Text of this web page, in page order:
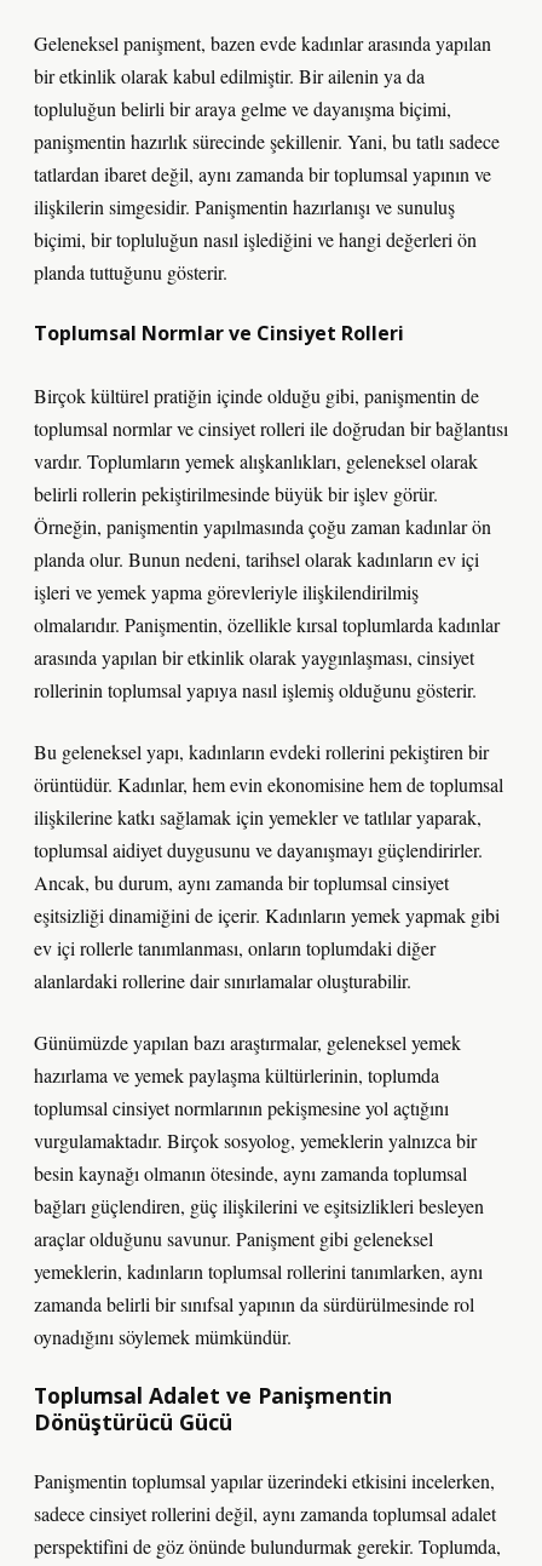
Geleneksel panişment, bazen evde kadınlar arasında yapılan
bir etkinlik olarak kabul edilmiştir. Bir ailenin ya da
topluluğun belirli bir araya gelme ve dayanışma biçimi,
panişmentin hazırlık sürecinde şekillenir. Yani, bu tatlı sadece
tatlardan ibaret değil, aynı zamanda bir toplumsal yapının ve
ilişkilerin simgesidir. Panişmentin hazırlanışı ve sunuluş
biçimi, bir topluluğun nasıl işlediğini ve hangi değerleri ön
planda tuttuğunu gösterir.
Toplumsal Normlar ve Cinsiyet Rolleri
Birçok kültürel pratiğin içinde olduğu gibi, panişmentin de
toplumsal normlar ve cinsiyet rolleri ile doğrudan bir bağlantısı
vardır. Toplumların yemek alışkanlıkları, geleneksel olarak
belirli rollerin pekiştirilmesinde büyük bir işlev görür.
Örneğin, panişmentin yapılmasında çoğu zaman kadınlar ön
planda olur. Bunun nedeni, tarihsel olarak kadınların ev içi
işleri ve yemek yapma görevleriyle ilişkilendirilmiş
olmalarıdır. Panişmentin, özellikle kırsal toplumlarda kadınlar
arasında yapılan bir etkinlik olarak yaygınlaşması, cinsiyet
rollerinin toplumsal yapıya nasıl işlemiş olduğunu gösterir.
Bu geleneksel yapı, kadınların evdeki rollerini pekiştiren bir
örüntüdür. Kadınlar, hem evin ekonomisine hem de toplumsal
ilişkilerine katkı sağlamak için yemekler ve tatlılar yaparak,
toplumsal aidiyet duygusunu ve dayanışmayı güçlendirirler.
Ancak, bu durum, aynı zamanda bir toplumsal cinsiyet
eşitsizliği dinamiğini de içerir. Kadınların yemek yapmak gibi
ev içi rollerle tanımlanması, onların toplumdaki diğer
alanlardaki rollerine dair sınırlamalar oluşturabilir.
Günümüzde yapılan bazı araştırmalar, geleneksel yemek
hazırlama ve yemek paylaşma kültürlerinin, toplumda
toplumsal cinsiyet normlarının pekişmesine yol açtığını
vurgulamaktadır. Birçok sosyolog, yemeklerin yalnızca bir
besin kaynağı olmanın ötesinde, aynı zamanda toplumsal
bağları güçlendiren, güç ilişkilerini ve eşitsizlikleri besleyen
araçlar olduğunu savunur. Panişment gibi geleneksel
yemeklerin, kadınların toplumsal rollerini tanımlarken, aynı
zamanda belirli bir sınıfsal yapının da sürdürülmesinde rol
oynadığını söylemek mümkündür.
Toplumsal Adalet ve Panişmentin
Dönüştürücü Gücü
Panişmentin toplumsal yapılar üzerindeki etkisini incelerken,
sadece cinsiyet rollerini değil, aynı zamanda toplumsal adalet
perspektifini de göz önünde bulundurmak gerekir. Toplumda,